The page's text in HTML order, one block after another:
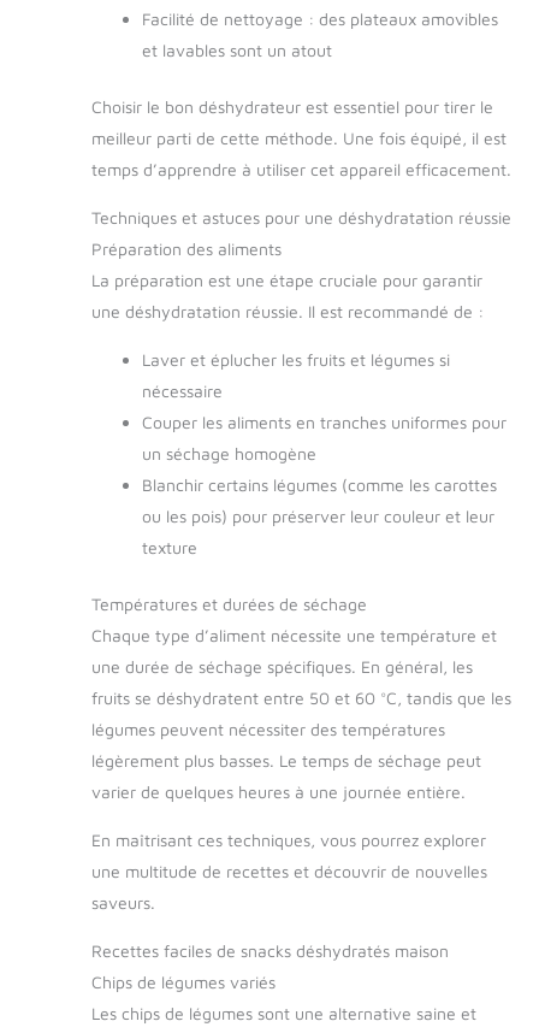
Facilité de nettoyage : des plateaux amovibles
et lavables sont un atout
Choisir le bon déshydrateur est essentiel pour tirer le
meilleur parti de cette méthode. Une fois équipé, il est
temps d’apprendre à utiliser cet appareil efficacement.
Techniques et astuces pour une déshydratation réussie
Préparation des aliments
La préparation est une étape cruciale pour garantir
une déshydratation réussie. Il est recommandé de :
Laver et éplucher les fruits et légumes si
nécessaire
Couper les aliments en tranches uniformes pour
un séchage homogène
Blanchir certains légumes (comme les carottes
ou les pois) pour préserver leur couleur et leur
texture
Températures et durées de séchage
Chaque type d’aliment nécessite une température et
une durée de séchage spécifiques. En général, les
fruits se déshydratent entre 50 et 60 °C, tandis que les
légumes peuvent nécessiter des températures
légèrement plus basses. Le temps de séchage peut
varier de quelques heures à une journée entière.
En maîtrisant ces techniques, vous pourrez explorer
une multitude de recettes et découvrir de nouvelles
saveurs.
Recettes faciles de snacks déshydratés maison
Chips de légumes variés
Les chips de légumes sont une alternative saine et